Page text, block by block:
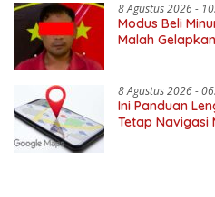
8 Agustus 2026 -
Modus Beli
Malah
8 Agustus 2026 -
Ini Panduan
Tetap Navigasi